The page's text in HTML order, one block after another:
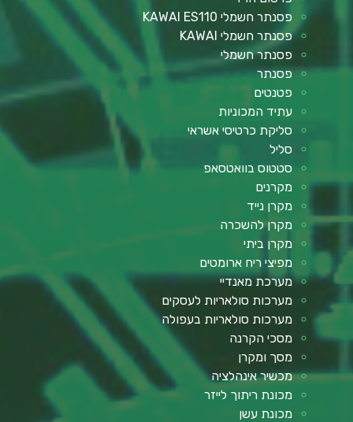
פסנתר חשמלי KAWAI ES110
פסנתר חשמלי KAWAI
פסנתר חשמלי
פסנתר
פטנטים
עתיד המכוניות
סליקת כרטיסי אשראי
סליל
סטטוס בוואטסאפ
מקרנים
מקרן נייד
מקרן להשכרה
מקרן ביתי
מפיצי ריח ארומטים
מערכת מאנדיי
מערכות סולאריות לעסקים
מערכות סולאריות בעפולה
מסכי הקרנה
מסך ומקרן
מכשיר אינהלציה
מכונת ריתוך לייזר
מכונת עשן